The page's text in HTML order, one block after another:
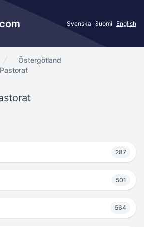
Svenska Suomi English
Östergötland
287
501
564